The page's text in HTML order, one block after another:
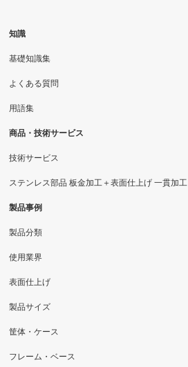
知識
基礎知識集
よくある質問
用語集
商品・技術サービス
技術サービス
ステンレス部品 板金加工＋表面仕上げ 一貫加工
製品事例
製品分類
使用業界
表面仕上げ
製品サイズ
筐体・ケース
フレーム・ベース